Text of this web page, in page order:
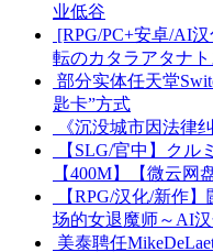
业低谷
[RPG/PC+安卓/AI
転のカタラアタナト
部分实体任天堂
匙卡”方式
《沉没城市因法律
【SLG/官中】ク
【400M】【微云网
【RPG/汉化/新作
场的女退魔师～AI汉
美泰聘任